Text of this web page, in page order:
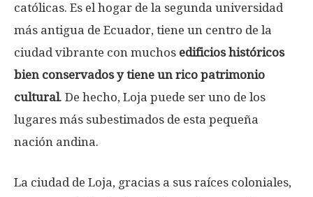
católicas. Es el hogar de la segunda universidad
más antigua de Ecuador, tiene un centro de la
ciudad vibrante con muchos edificios históricos
bien conservados y tiene un rico patrimonio
cultural. De hecho, Loja puede ser uno de los
lugares más subestimados de esta pequeña
nación andina.
La ciudad de Loja, gracias a sus raíces coloniales,